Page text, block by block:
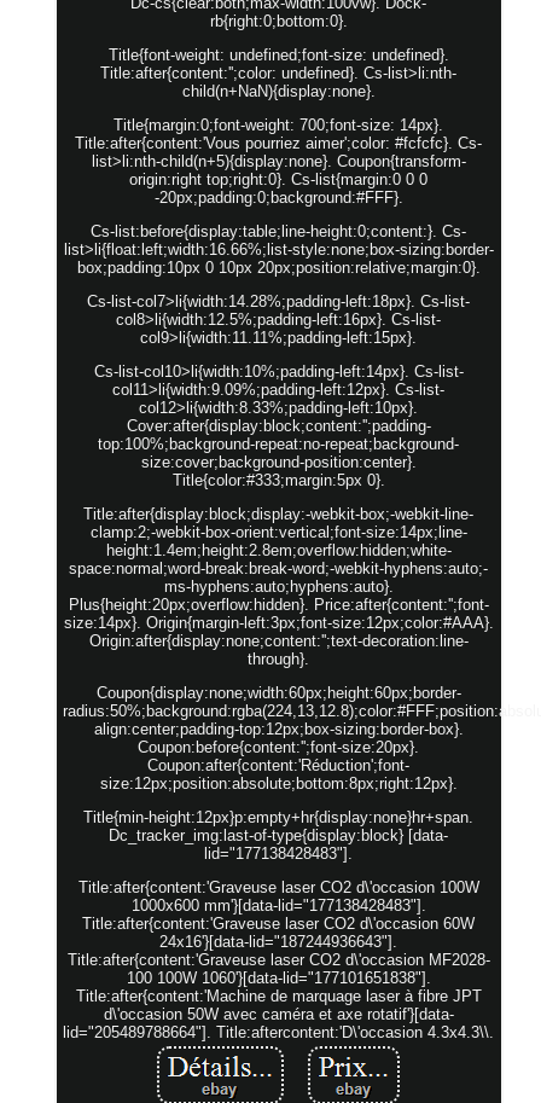
rb{right:0;bottom:0}.
Title{font-weight: undefined;font-size: undefined}.
Title:after{content:'';color: undefined}. Cs-list>li:nth-
child(n+NaN){display:none}.
Title{margin:0;font-weight: 700;font-size: 14px}.
Title:after{content:'Vous pourriez aimer';color: #fcfcfc}. Cs-
list>li:nth-child(n+5){display:none}. Coupon{transform-
origin:right top;right:0}. Cs-list{margin:0 0 0
-20px;padding:0;background:#FFF}.
Cs-list:before{display:table;line-height:0;content:}. Cs-
list>li{float:left;width:16.66%;list-style:none;box-sizing:border-
box;padding:10px 0 10px 20px;position:relative;margin:0}.
Cs-list-col7>li{width:14.28%;padding-left:18px}. Cs-list-
col8>li{width:12.5%;padding-left:16px}. Cs-list-
col9>li{width:11.11%;padding-left:15px}.
Cs-list-col10>li{width:10%;padding-left:14px}. Cs-list-
col11>li{width:9.09%;padding-left:12px}. Cs-list-
col12>li{width:8.33%;padding-left:10px}.
Cover:after{display:block;content:'';padding-
top:100%;background-repeat:no-repeat;background-
size:cover;background-position:center}.
Title{color:#333;margin:5px 0}.
Title:after{display:block;display:-webkit-box;-webkit-line-
clamp:2;-webkit-box-orient:vertical;font-size:14px;line-
height:1.4em;height:2.8em;overflow:hidden;white-
space:normal;word-break:break-word;-webkit-hyphens:auto;-
ms-hyphens:auto;hyphens:auto}.
Plus{height:20px;overflow:hidden}. Price:after{content:'';font-
size:14px}. Origin{margin-left:3px;font-size:12px;color:#AAA}.
Origin:after{display:none;content:'';text-decoration:line-
through}.
Coupon{display:none;width:60px;height:60px;border-
align:center;padding-top:12px;box-sizing:border-box}.
Coupon:before{content:'';font-size:20px}.
Coupon:after{content:'Réduction';font-
size:12px;position:absolute;bottom:8px;right:12px}.
Title{min-height:12px}p:empty+hr{display:none}hr+span.
Dc_tracker_img:last-of-type{display:block} [data-
lid="177138428483"].
Title:after{content:'Graveuse laser CO2 d\'occasion 100W
1000x600 mm'}[data-lid="177138428483"].
Title:after{content:'Graveuse laser CO2 d\'occasion 60W
24x16'}[data-lid="187244936643"].
Title:after{content:'Graveuse laser CO2 d\'occasion MF2028-
100 100W 1060'}[data-lid="177101651838"].
Title:after{content:'Machine de marquage laser à fibre JPT
d\'occasion 50W avec caméra et axe rotatif'}[data-
lid="205489788664"]. Title:aftercontent:'D\'occasion 4.3x4.3\\.